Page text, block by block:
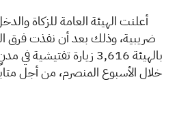
​​​أعلنت الهيئة
ضريبية، وذلك بعد أن نفذت فرق
بالهيئة 3,616 زيارة
خلال الأسبوع المنصرم، من أجل